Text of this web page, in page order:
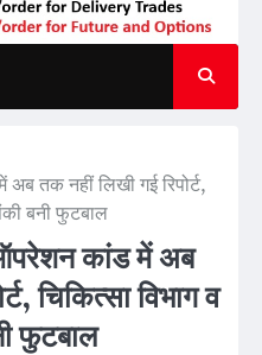
तक नहीं लिखी गई रिपोर्ट,
बनी फुटबाल
कांड में अब
चिकित्सा विभाग व
फुटबाल